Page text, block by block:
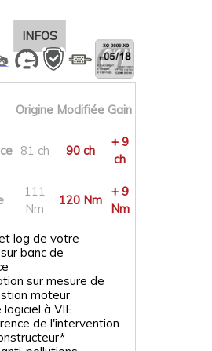
INFOS
Origine Modifiée Gain
81 ch 90 ch
+ 9
ch
111
Nm
120 Nm
+ 9
Nm
log de votre
banc de
sur mesure de
moteur
logiciel à VIE
de l'intervention